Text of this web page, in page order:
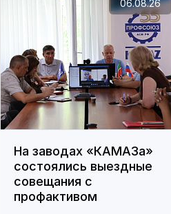
На заводах «КАМАЗа»
состоялись выездные
совещания с
профактивом
06.08.26